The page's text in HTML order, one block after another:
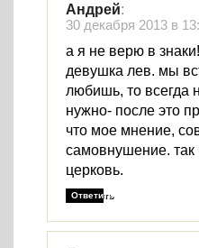
Андрей:
30 декабря 2013 в
а я не верю в
девушка лев. мы
любишь, то всегда
нужно- после это
что мое мнение,
самовнушение. так
церковь.
Ответить